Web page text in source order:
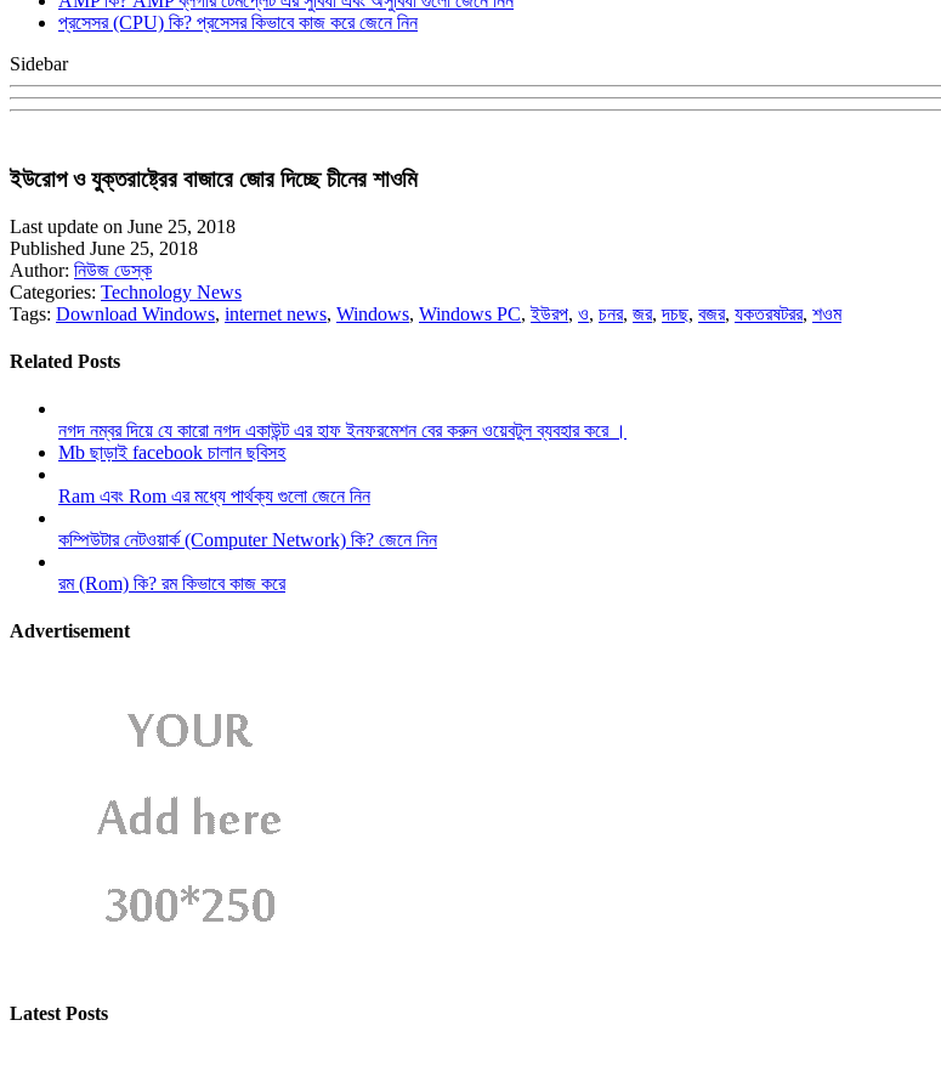
প্রসেসর (CPU) কি? প্রসেসর কিভাবে কাজ করে জেনে নিন
Sidebar
ইউরোপ ও যুক্তরাষ্ট্রের বাজারে জোর দিচ্ছে চীনের শাওমি
Last update on June 25, 2018
Published June 25, 2018
Author: নিউজ ডেস্ক
Categories: Technology News
Tags: Download Windows, internet news, Windows, Windows PC,ইউরপ, ও, চনর, জর,দচছ, বজর, যকতরষটরর, শওম
Related Posts
নগদ নম্বর দিয়ে যে কারো নগদ একাউন্ট এর হাফ ইনফরমেশন বের করুন ওয়েবটুল ব্যবহার করে ।
Mb ছাড়াই facebook চালান ছবিসহ
Ram এবং Rom এর মধ্যে পার্থক্য গুলো জেনে নিন
কম্পিউটার নেটওয়ার্ক (Computer Network) কি? জেনে নিন
রম (Rom) কি? রম কিভাবে কাজ করে
Advertisement
Latest Posts